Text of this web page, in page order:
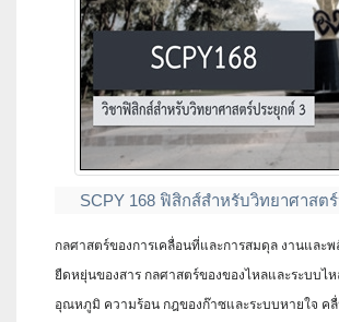
SCPY 168 ฟิสิกส์สำหรับวิทยาศาสต
กลศาสตร์ของการเคลื่อนที่และการสมดุล งานและพ
ยืดหยุ่นของสาร กลศาสตร์ของของไหลและระบบไห
อุณหภูมิ ความร้อน กฎของก๊าซและระบบหายใจ ค